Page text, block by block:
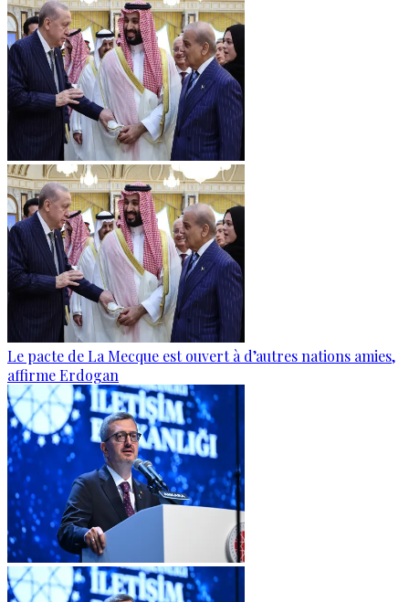
Le pacte de La Mecque est ouvert à d’autres nations amies,
affirme Erdogan